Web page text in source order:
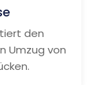
den
Umzug von